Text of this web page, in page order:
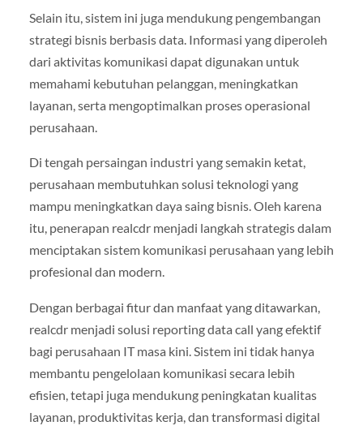
Selain itu, sistem ini juga mendukung pengembangan
strategi bisnis berbasis data. Informasi yang diperoleh
dari aktivitas komunikasi dapat digunakan untuk
memahami kebutuhan pelanggan, meningkatkan
layanan, serta mengoptimalkan proses operasional
perusahaan.
Di tengah persaingan industri yang semakin ketat,
perusahaan membutuhkan solusi teknologi yang
mampu meningkatkan daya saing bisnis. Oleh karena
itu, penerapan realcdr menjadi langkah strategis dalam
menciptakan sistem komunikasi perusahaan yang lebih
profesional dan modern.
Dengan berbagai fitur dan manfaat yang ditawarkan,
realcdr menjadi solusi reporting data call yang efektif
bagi perusahaan IT masa kini. Sistem ini tidak hanya
membantu pengelolaan komunikasi secara lebih
efisien, tetapi juga mendukung peningkatan kualitas
layanan, produktivitas kerja, dan transformasi digital